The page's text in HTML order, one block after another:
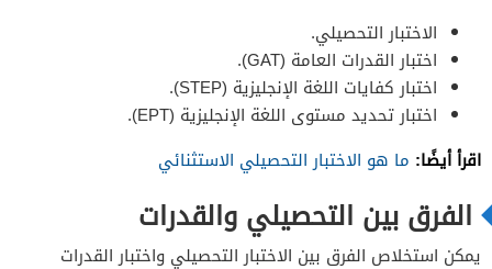
الاختبار التحصيلي.
اختبار القدرات العامة (GAT).
اختبار كفايات اللغة الإنجليزية (STEP).
اختبار تحديد مستوى اللغة الإنجليزية (EPT).
اقرأ أيضًا: ما هو الاختبار التحصيلي الاستثنائي
الفرق بين التحصيلي والقدرات
يمكن استخلاص الفرق بين الاختبار التحصيلي واختبار القدرات